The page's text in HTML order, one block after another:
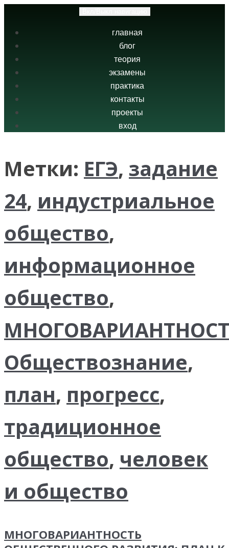
главная
блог
теория
экзамены
практика
контакты
проекты
вход
Метки: ЕГЭ, задание
24, индустриальное
общество,
информационное
общество,
Обществознание,
план, прогресс,
традиционное
общество, человек
и общество
МНОГОВАРИАНТНОСТЬ